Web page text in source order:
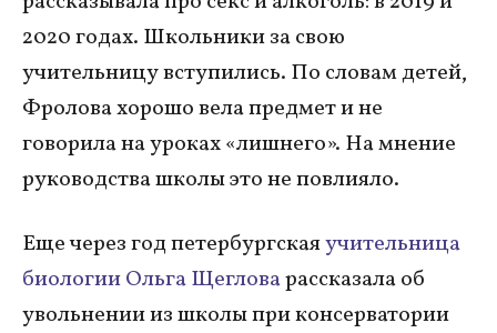
2020 годах. Школьники за свою
учительницу вступились. По словам детей,
Фролова хорошо вела предмет и не
говорила на уроках «лишнего». На мнение
руководства школы это не повлияло.
Еще через год петербургскаяучительница
биологии Ольга Щегловарассказала об
увольнении из школы при консерватории